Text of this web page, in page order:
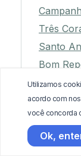
Três
Santo
Bom
Joaíma,
Campos
Lagoa
Utilizamos
acordo com
você concorda
Ok,